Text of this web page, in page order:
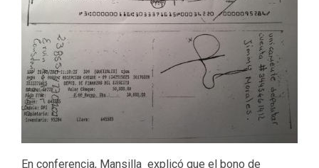
En conferencia, Mansilla explicó que el bono de